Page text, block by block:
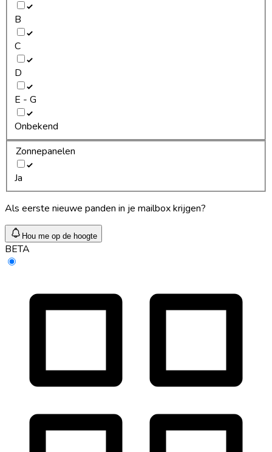
B
C
D
E - G
Onbekend
Zonnepanelen
Ja
Als eerste nieuwe panden in je mailbox krijgen?
Hou me op de hoogte
BETA